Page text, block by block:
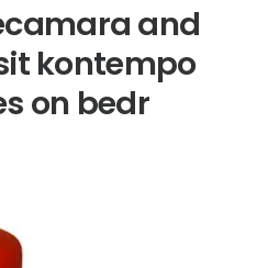
and
kontempo
on bedr